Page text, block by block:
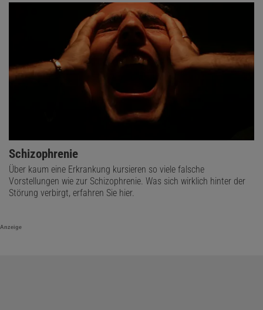
Schizophrenie
Über kaum eine Erkrankung kursieren so viele falsche
Vorstellungen wie zur Schizophrenie. Was sich wirklich hinter der
Störung verbirgt, erfahren Sie hier.
Anzeige